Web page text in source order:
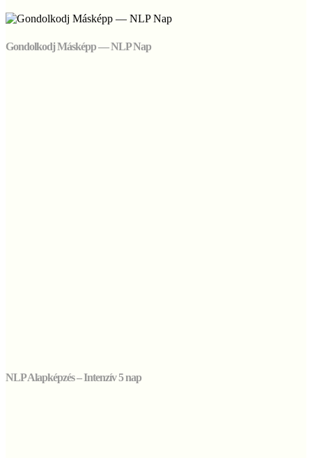
Gondolkodj Másképp — NLP Nap
NLP Alapképzés – Intenzív 5 nap